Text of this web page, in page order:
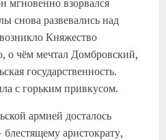
мгновенно взорвался
снова развевались над
Княжество
о чём мечтал Домбровский,
государственность.
с горьким привкусом.
армией досталось
аристократу,